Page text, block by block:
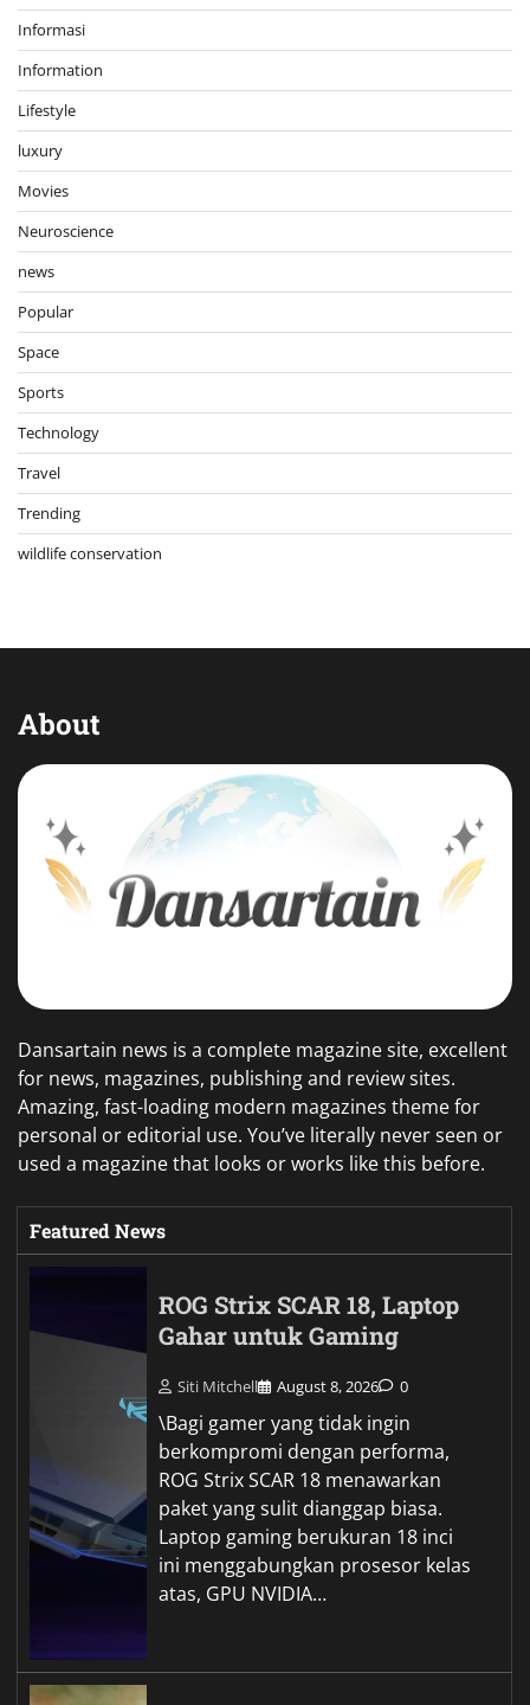
Informasi
Information
Lifestyle
luxury
Movies
Neuroscience
news
Popular
Space
Sports
Technology
Travel
Trending
wildlife conservation
About
Dansartain news is a complete magazine site, excellent
for news, magazines, publishing and review sites.
Amazing, fast-loading modern magazines theme for
personal or editorial use. You’ve literally never seen or
used a magazine that looks or works like this before.
Featured News
ROG Strix SCAR 18, Laptop
Gahar untuk Gaming
Siti Mitchell August 8, 2026 0
\Bagi gamer yang tidak ingin
berkompromi dengan performa,
ROG Strix SCAR 18 menawarkan
paket yang sulit dianggap biasa.
Laptop gaming berukuran 18 inci
ini menggabungkan prosesor kelas
atas, GPU NVIDIA…